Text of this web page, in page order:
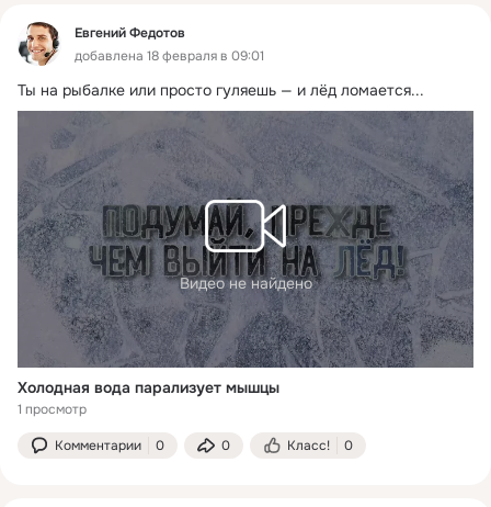
Евгений Федотов
добавлена 18 февраля в 09:01
Ты на рыбалке или просто гуляешь — и лёд ломается...
Видео не найдено
Холодная вода парализует мышцы
1 просмотр
Комментарии 0 0 Класс! 0